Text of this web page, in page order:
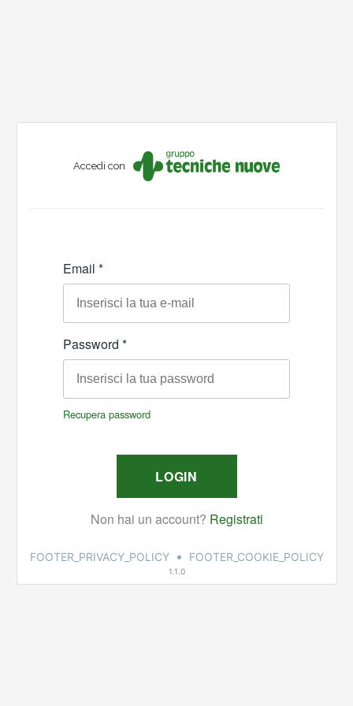
Accedi con
FOOTER_PRIVACY_POLICY • FOOTER_COOKIE_POLICY
1.1.0